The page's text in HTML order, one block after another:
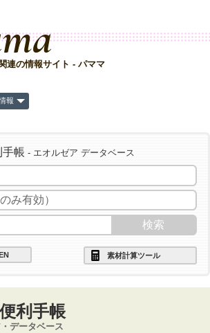
連の情報サイト - パママ
報
手帳 - エオルゼア データベース
素材計算ツール
利手帳
データベース